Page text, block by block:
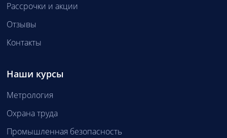
Рассрочки и акции
Отзывы
Контакты
Наши курсы
Метрология
Охрана труда
Промышленная безопасность